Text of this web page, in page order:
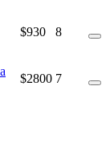
$930 8
$2800 7